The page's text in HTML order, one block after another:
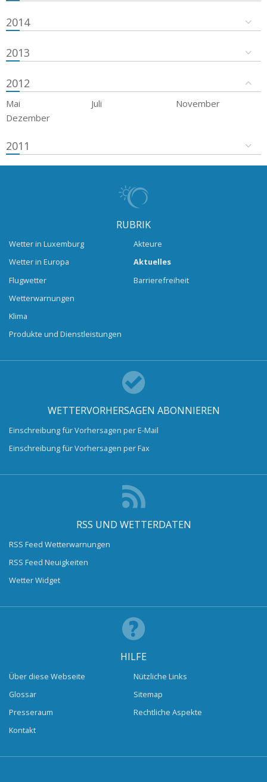
2014
2013
2012
Mai Juli
November
Dezember
2011
RUBRIK
Wetter in Luxemburg
Wetter in Europa
Flugwetter
Wetterwarnungen
Klima
Produkte und Dienstleistungen
Akteure
Aktuelles
Barrierefreiheit
WETTERVORHERSAGEN ABONNIEREN
Einschreibung für Vorhersagen per E-Mail
Einschreibung für Vorhersagen per Fax
RSS UND WETTERDATEN
RSS Feed Wetterwarnungen
RSS Feed Neuigkeiten
Wetter Widget
HILFE
Über diese Webseite
Glossar
Presseraum
Kontakt
Nützliche Links
Sitemap
Rechtliche Aspekte